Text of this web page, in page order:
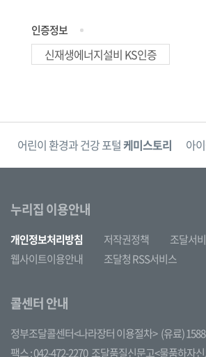
인증정보
신재생에너지설비 KS인증
어린이 환경과 건강 포털케미스토리 아
누리집 이용안내
개인정보처리방침 저작권정책
조달서
웹사이트이용안내
조달청 RSS서비스
콜센터 안내
정부조달콜센터<나라장터 이용절차> (유료)
팩스 : 042-472-2270 조달품질신문고<물품하자